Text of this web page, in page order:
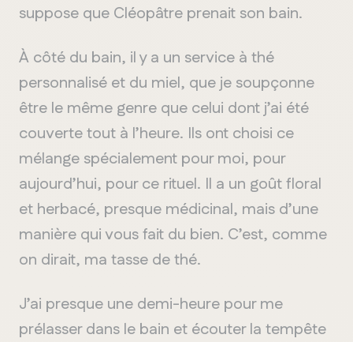
suppose que Cléopâtre prenait son bain.
À côté du bain, il y a un service à thé
personnalisé et du miel, que je soupçonne
être le même genre que celui dont j’ai été
couverte tout à l’heure. Ils ont choisi ce
mélange spécialement pour moi, pour
aujourd’hui, pour ce rituel. Il a un goût floral
et herbacé, presque médicinal, mais d’une
manière qui vous fait du bien. C’est, comme
on dirait, ma tasse de thé.
J’ai presque une demi-heure pour me
prélasser dans le bain et écouter la tempête